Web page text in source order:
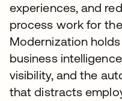
experiences, and
process work for
Modernization
business
visibility, and the
that distracts